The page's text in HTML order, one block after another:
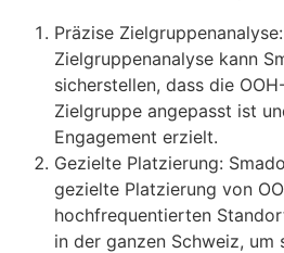
Präzise
Zielgruppenanalyse kann
sicherstellen, dass die
Zielgruppe angepasst ist
Engagement erzielt.
Gezielte Platzierung:
gezielte Platzierung von
hochfrequentierten
in der ganzen Schweiz, um